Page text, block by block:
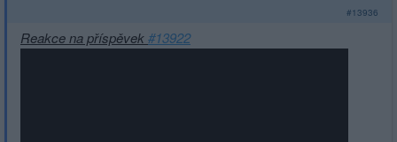
#13936
Reakce na příspěvek#13922